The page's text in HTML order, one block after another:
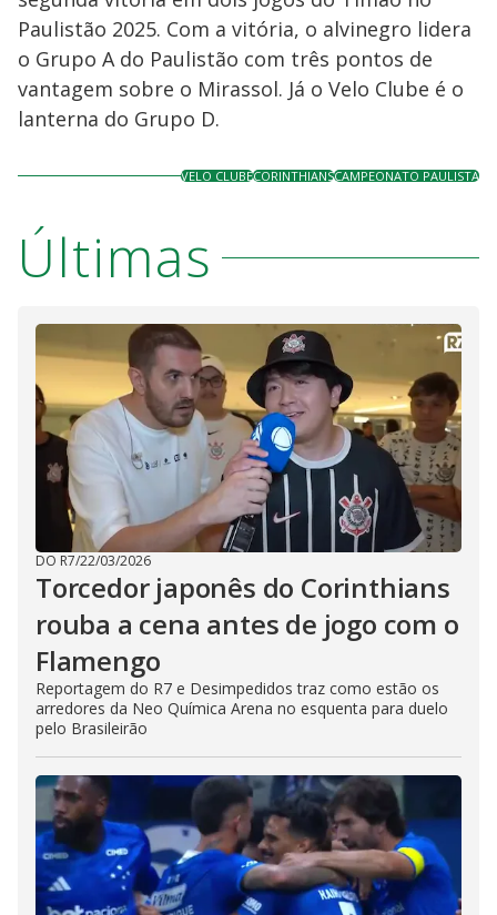
Paulistão 2025. Com a vitória, o alvinegro lidera
o Grupo A do Paulistão com três pontos de
vantagem sobre o Mirassol. Já o Velo Clube é o
lanterna do Grupo D.
VELO CLUBECORINTHIANSCAMPEONATO PAULISTA
Últimas
DO R7/22/03/2026
Torcedor japonês do Corinthians
rouba a cena antes de jogo com o
Flamengo
Reportagem do R7 e Desimpedidos traz como estão os
arredores da Neo Química Arena no esquenta para duelo
pelo Brasileirão